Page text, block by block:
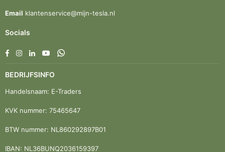
Email klantenservice@mijn-tesla.nl
Socials
FacebookInstagram
LinkedinYouTubeWhatsapp
BEDRIJFSINFO
Handelsnaam: E-Traders
KVK nummer: 75465647
BTW nummer: NL860292897B01
IBAN: NL36BUNQ2036159397